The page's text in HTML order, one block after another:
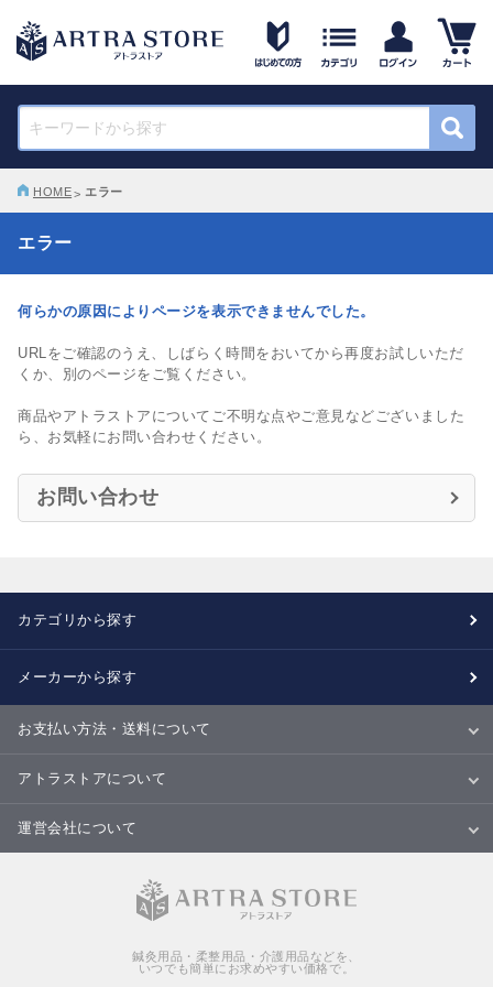
HOME エラー
エラー
何らかの原因によりページを表示できませんでした。
URLをご確認のうえ、しばらく時間をおいてから再度お試しいただ
くか、別のページをご覧ください。
商品やアトラストアについてご不明な点やご意見などございました
ら、お気軽にお問い合わせください。
お問い合わせ
カテゴリから探す
メーカーから探す
お支払い方法・送料について
お支払い方法
送料について
配送・納期
キャンセル・返品・交換について
アトラストアについて
当サイトについて
ご利用規約
ご利用ガイド
Ｑ＆Ａ
商品のご提案について
運営会社について
特定商取引法に基づく表記
個人情報の取扱いについて
鍼灸用品・柔整用品・介護用品などを、
いつでも簡単にお求めやすい価格で。